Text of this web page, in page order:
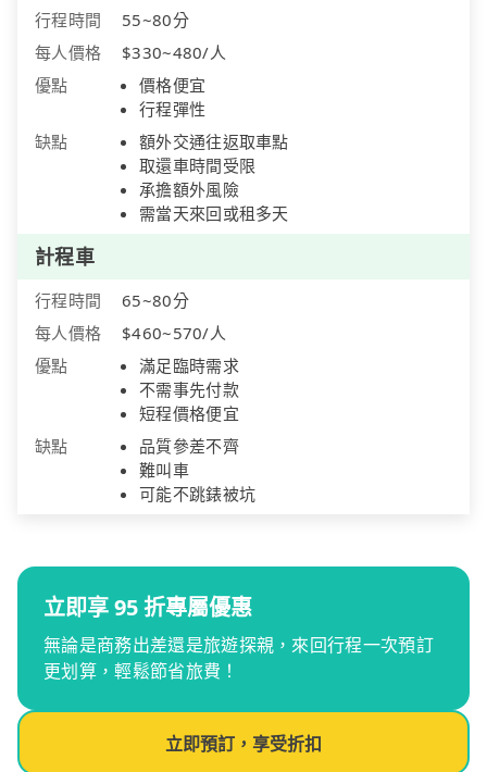
行程時間
55~80分
每人價格
$330~480/人
優點
價格便宜
行程彈性
缺點
額外交通往返取車點
取還車時間受限
承擔額外風險
需當天來回或租多天
計程車
行程時間
65~80分
每人價格
$460~570/人
優點
滿足臨時需求
不需事先付款
短程價格便宜
缺點
品質參差不齊
難叫車
可能不跳錶被坑
立即享 95 折專屬優惠
無論是商務出差還是旅遊探親，來回行程一次預訂
更划算，輕鬆節省旅費！
立即預訂，享受折扣